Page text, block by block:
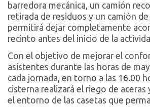
barredora mecánica, un camión
retirada de residuos y un camión
permitirá dejar completamente
recinto antes del inicio de la
Con el objetivo de mejorar el
asistentes durante las horas de
cada jornada, en torno a las 16.00
cisterna realizará el riego de
el entorno de las casetas que